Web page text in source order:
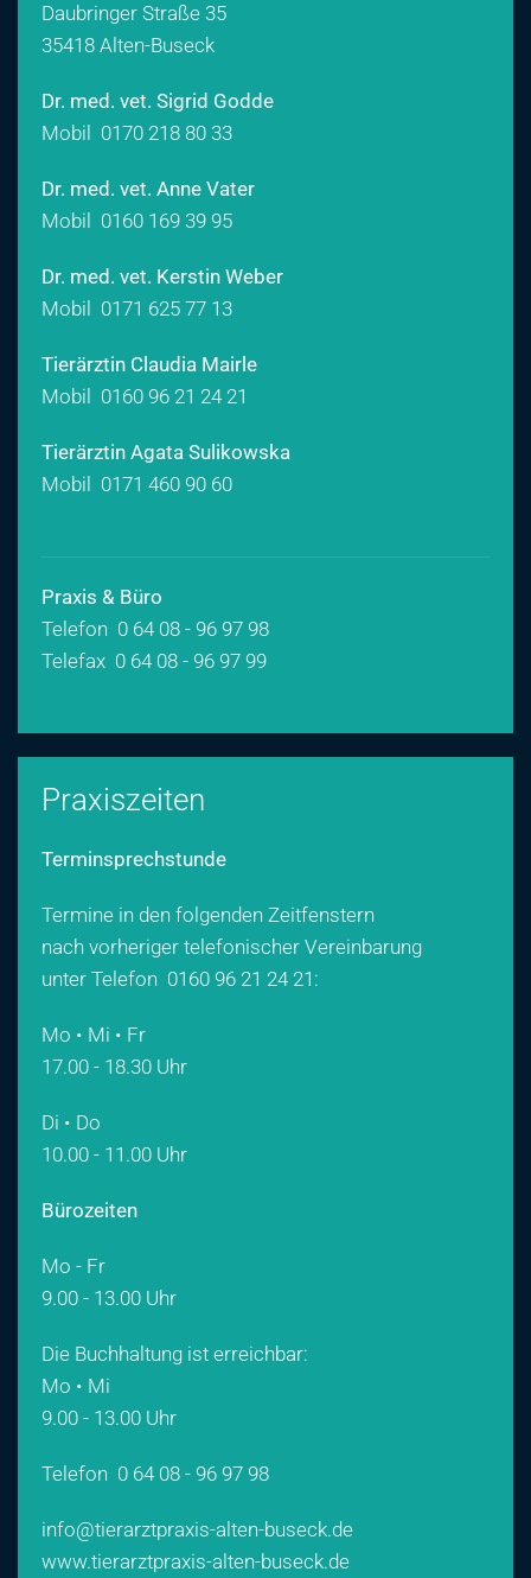
Daubringer Straße 35
35418 Alten-Buseck
Dr. med. vet. Sigrid Godde
Mobil 0170 218 80 33
Dr. med. vet. Anne Vater
Mobil 0160 169 39 95
Dr. med. vet. Kerstin Weber
Mobil 0171 625 77 13
Tierärztin Claudia Mairle
Mobil 0160 96 21 24 21
Tierärztin Agata Sulikowska
Mobil 0171 460 90 60
Praxis & Büro
Telefon 0 64 08 - 96 97 98
Telefax 0 64 08 - 96 97 99
Praxiszeiten
Terminsprechstunde
Termine in den folgenden Zeitfenstern
nach vorheriger telefonischer Vereinbarung
unter Telefon 0160 96 21 24 21 :
Mo • Mi • Fr
17.00 - 18.30 Uhr
Di • Do
10.00 - 11.00 Uhr
Bürozeiten
Mo - Fr
9.00 - 13.00 Uhr
Die Buchhaltung ist erreichbar:
Mo • Mi
9.00 - 13.00 Uhr
Telefon 0 64 08 - 96 97 98
info@tierarztpraxis-alten-buseck.de
www.tierarztpraxis-alten-buseck.de